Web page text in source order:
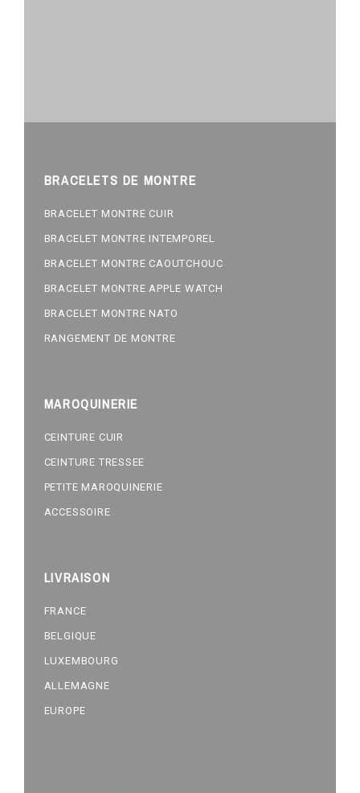
BRACELETS DE MONTRE
BRACELET MONTRE CUIR
BRACELET MONTRE INTEMPOREL
BRACELET MONTRE CAOUTCHOUC
BRACELET MONTRE APPLE WATCH
BRACELET MONTRE NATO
RANGEMENT DE MONTRE
MAROQUINERIE
CEINTURE CUIR
CEINTURE TRESSEE
PETITE MAROQUINERIE
ACCESSOIRE
LIVRAISON
FRANCE
BELGIQUE
LUXEMBOURG
ALLEMAGNE
EUROPE